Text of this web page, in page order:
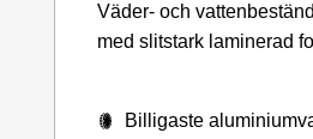
Väder- och
med slitstark laminerad
Billigaste